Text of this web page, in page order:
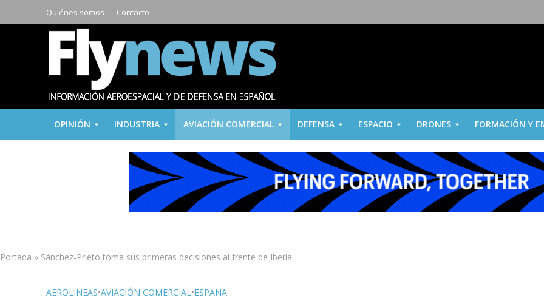
Quiénes somos Contacto
OPINIÓN INDUSTRIA AVIACIÓN COMERCIAL DEFENSA ESPACIO DRONES FORMACIÓN Y
Portada » Sánchez-Prieto toma sus primeras decisiones al frente de Iberia
AEROLINEAS•AVIACIÓN COMERCIAL•ESPAÑA